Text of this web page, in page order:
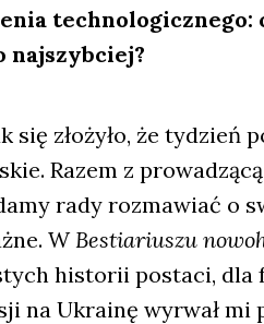
tech­no­lo­gicz­ne­go:
naj­szyb­ciej?
się zło­ży­ło, że tydzień
Razem z
damy rady roz­ma­wiać
W Bestia­riu­szu
histo­rii posta­ci, dla
na Ukra­inę wyrwał